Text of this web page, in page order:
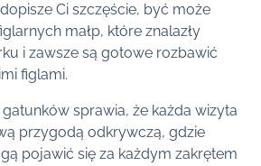
Ci szczęście, być może
małp, które znalazły
i zawsze są gotowe rozbawić
figlami.
sprawia, że każda wizyta
przygodą odkrywczą, gdzie
pojawić się za każdym zakrętem